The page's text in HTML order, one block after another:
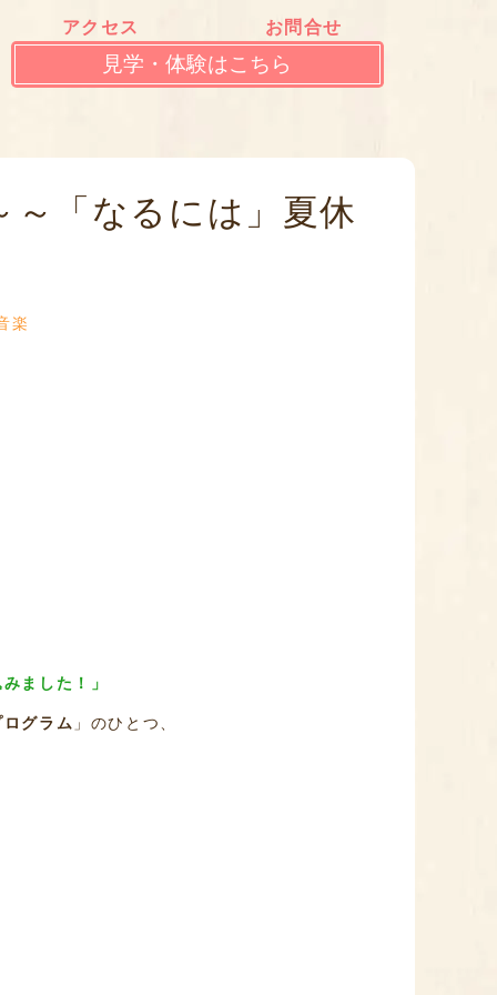
アクセス お問合せ
見学・体験はこちら
「なるには」夏休
楽
ました！」
グラム 」のひとつ、